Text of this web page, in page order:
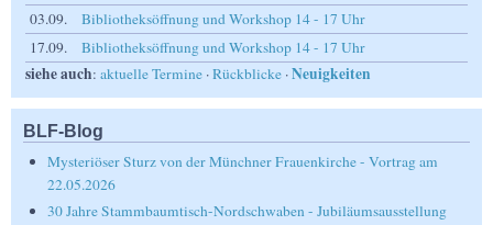
03.09.
Bibliotheksöffnung und Workshop 14 - 17 Uhr
17.09.
Bibliotheksöffnung und Workshop 14 - 17 Uhr
siehe auch: aktuelle Termine ·Rückblicke ·Neuigkeiten
BLF-Blog
Mysteriöser Sturz von der Münchner Frauenkirche - Vortrag am
22.05.2026
30 Jahre Stammbaumtisch-Nordschwaben - Jubiläumsausstellung